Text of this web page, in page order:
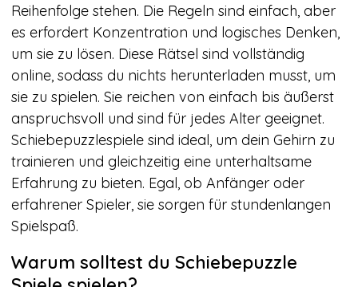
Reihenfolge stehen. Die Regeln sind einfach, aber
es erfordert Konzentration und logisches Denken,
um sie zu lösen. Diese Rätsel sind vollständig
online, sodass du nichts herunterladen musst, um
sie zu spielen. Sie reichen von einfach bis äußerst
anspruchsvoll und sind für jedes Alter geeignet.
Schiebepuzzlespiele sind ideal, um dein Gehirn zu
trainieren und gleichzeitig eine unterhaltsame
Erfahrung zu bieten. Egal, ob Anfänger oder
erfahrener Spieler, sie sorgen für stundenlangen
Spielspaß.
Warum solltest du Schiebepuzzle